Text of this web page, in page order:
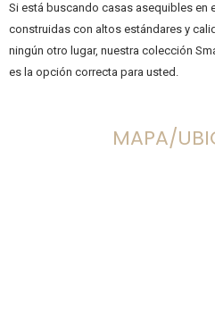
Si está buscando casas asequibles en
construidas con altos estándares y
ningún otro lugar, nuestra colección
es la opción correcta para usted.
MAPA/